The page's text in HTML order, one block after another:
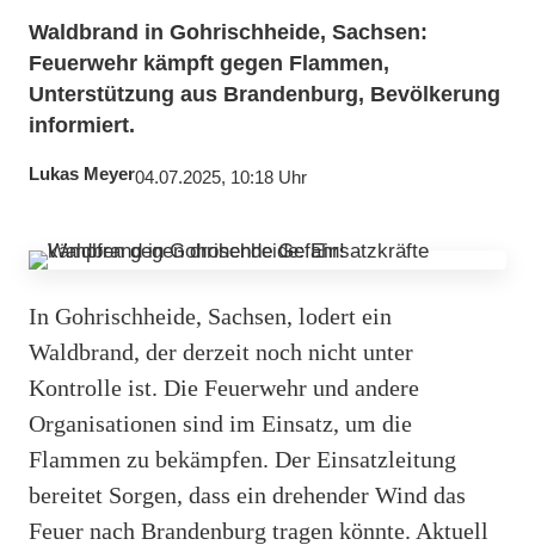
Waldbrand in Gohrischheide, Sachsen:
Feuerwehr kämpft gegen Flammen,
Unterstützung aus Brandenburg, Bevölkerung
informiert.
Lukas Meyer04.07.2025, 10:18 Uhr
In Gohrischheide, Sachsen, lodert ein
Waldbrand, der derzeit noch nicht unter
Kontrolle ist. Die Feuerwehr und andere
Organisationen sind im Einsatz, um die
Flammen zu bekämpfen. Der Einsatzleitung
bereitet Sorgen, dass ein drehender Wind das
Feuer nach Brandenburg tragen könnte. Aktuell